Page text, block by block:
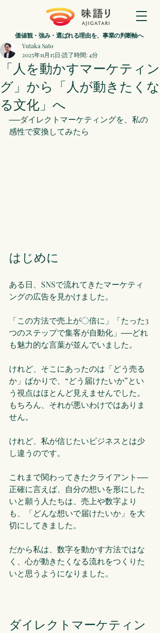
価値観・強み・選ばれる理由を、事業の判断軸へ
「人を動かすマーケティン
グ」から「人が動きたくな
る文化」へ
Yutaka Sato
2025年11月15日 読了時間: 4分
──ダイレクトマーケティングを、私の
感性で変換してみたら
はじめに
ある日、SNSで流れてきたマーケティ
ングの広告を見かけました。
「この方法で売上が〇倍に」「たった3
つのステップで集客が自動化」──どれ
も魅力的な言葉が並んでいました。
けれど、そこにあったのは「どう売る
か」ばかりで、“どう届けたいか”とい
う視点はほとんど見えませんでした。
もちろん、それが悪いわけではありま
せん。
けれど、私が信じたいビジネスとは少
し違うのです。
これまで関わってきたクライアント──
正確に言えば、自分の想いを形にした
いと願う人たちは、売上や数字より
も、「どんな想いで届けたいか」を大
切にしてきました。
だから私は、数字を動かす方法ではな
く、心が動きたくなる流れをつくりた
いと思うようになりました。
ダイレクトマーケティン